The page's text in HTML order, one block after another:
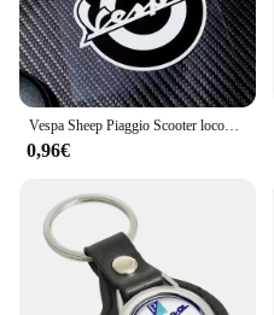
0,96€